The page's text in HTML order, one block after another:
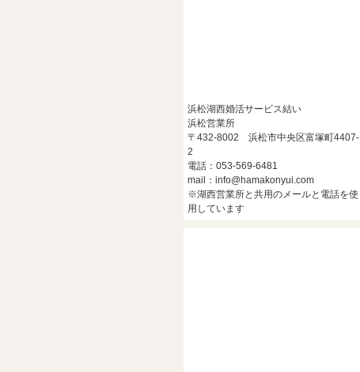
浜松湖西婚活サービス結い
浜松営業所
〒432-8002 浜松市中央区富塚町4407-
2
電話：053-569-6481
mail：info@hamakonyui.com
※湖西営業所と共用のメールと電話を使
用しています